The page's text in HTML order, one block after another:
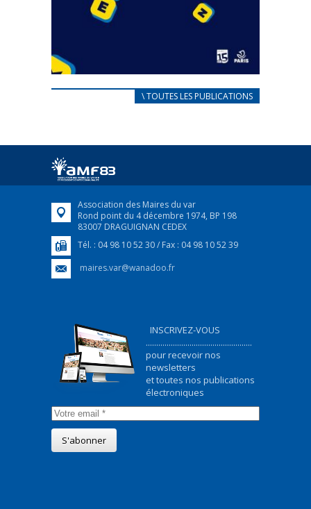
CARNET D’ACCUEIL
Afin d’accompagner au mieux les réfugiés
FEUILLETER
\ TOUTES LES PUBLICATIONS
Association des Maires du var
Rond point du 4 décembre 1974, BP 198
83007 DRAGUIGNAN CEDEX
Tél. : 04 98 10 52 30 / Fax : 04 98 10 52 39
maires.var@wanadoo.fr
INSCRIVEZ-VOUS
...................................................
pour recevoir nos
newsletters
et toutes nos publications
électroniques